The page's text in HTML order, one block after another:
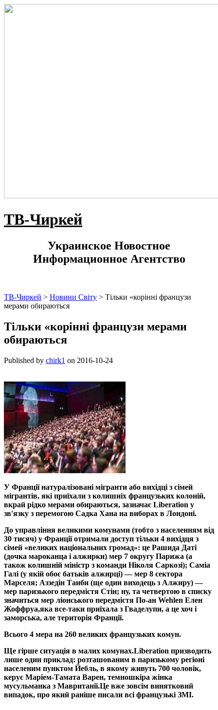
ТВ-Чиркей
Украинское Новостное
Информационное Агентство
ТВ-Чиркей > Новини Світу > Тільки «корінні французи
мерами обираються
Тільки «корінні французи мерами
обираються
Published by chirk1 on 2016-10-24
У Франції натуралізовані мігранти або вихідці з сімей
мігрантів, які приїхали з колишніх французьких колоній,
вкрай рідко мерами обираються, зазначає Liberation у
зв'язку з перемогою Садка Хана на виборах в Лондоні.
До управління великими комунами (тобто з населенням від
30 тисяч) у Франції отримали доступ тільки 4 вихідця з
сімей «великих національних громад»: це Рашида Даті
(дочка мароканца і алжирки) мер 7 округу Парижа (а
також колишній міністр з команди Ніколя Саркозі); Саміа
Галі (у якій обоє батьків алжирці) — мер 8 сектора
Марселя; Аззедін Таиби (ще один виходець з Алжиру) —
мер паризького передмістя Стін; ну, та четвертою в списку
значиться мер ліонського передмістя По-ан Wehlen Елен
Жоффруа,яка все-таки приїхала з Гваделупи, а це хоч і
заморська, але територія Франції.
Всього 4 мера на 260 великих французьких комун.
Ще гірше ситуація в малих комунах.Liberation призводить
лише один приклад: розташованим в паризькому регіоні
населеним пунктом Йебль, в якому живуть 700 чоловік,
керує Маріем-Тамата Варен, темношкіра жінка
мусульманка з Мавританії.Це вже зовсім винятковий
випадок, про який раніше писали всі французькі ЗМІ.